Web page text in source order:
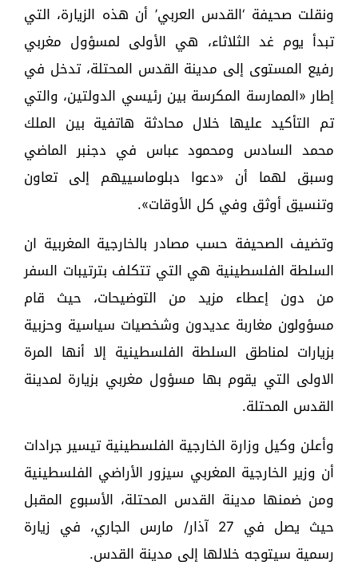
ونقلت صحيفة ‘القدس العربي’ أن هذه الزيارة، التي
تبدأ يوم غد الثلاثاء، هي الأولى لمسؤول مغربي
رفيع المستوى إلى مدينة القدس المحتلة، تدخل في
إطار «الممارسة المكرسة بين رئيسي الدولتين، والتي
تم التأكيد عليها خلال محادثة هاتفية بين الملك
محمد السادس ومحمود عباس في دجنبر الماضي
وسبق لهما أن «دعوا دبلوماسييهم إلى تعاون
وتنسيق أوثق وفي كل الأوقات».
وتضيف الصحيفة حسب مصادر بالخارجية المغربية ان
السلطة الفلسطينية هي التي تتكلف بترتيبات السفر
من دون إعطاء مزيد من التوضيحات، حيث قام
مسؤولون مغاربة عديدون وشخصيات سياسية وحزبية
بزيارات لمناطق السلطة الفلسطينية إلا أنها المرة
الاولى التي يقوم بها مسؤول مغربي بزيارة لمدينة
القدس المحتلة.
وأعلن وكيل وزارة الخارجية الفلسطينية تيسير جرادات
أن وزير الخارجية المغربي سيزور الأراضي الفلسطينية
ومن ضمنها مدينة القدس المحتلة، الأسبوع المقبل
حيث يصل في 27 آذار/ مارس الجاري، في زيارة
رسمية سيتوجه خلالها إلى مدينة القدس.